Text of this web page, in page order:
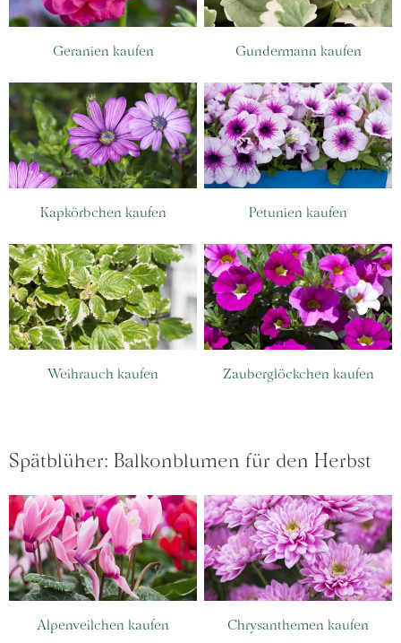
Geranien kaufen Gundermann kaufen
Kapkörbchen kaufen Petunien kaufen
Weihrauch kaufen Zauberglöckchen kaufen
Spätblüher: Balkonblumen für den Herbst
Alpenveilchen kaufen Chrysanthemen kaufen